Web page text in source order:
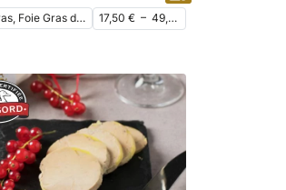
Foies Gras, Foie Gras de Canard 17,50 € – 49,90